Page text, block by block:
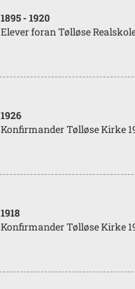
1895 - 1920
Elever foran Tølløse
1926
Konfirmander Tølløse Kirke
1918
Konfirmander Tølløse Kirke